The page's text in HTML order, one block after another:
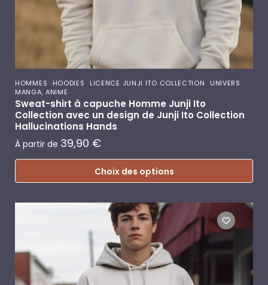
HOMMES, HOODIES, LICENCE JUNJI ITO COLLECTION, UNIVERS
MANGA, ANIME
Sweat-shirt à capuche Homme Junji Ito
Collection avec un design de Junji Ito Collection
Hallucinations Hands
À partir de 39,90 €
Choix des options